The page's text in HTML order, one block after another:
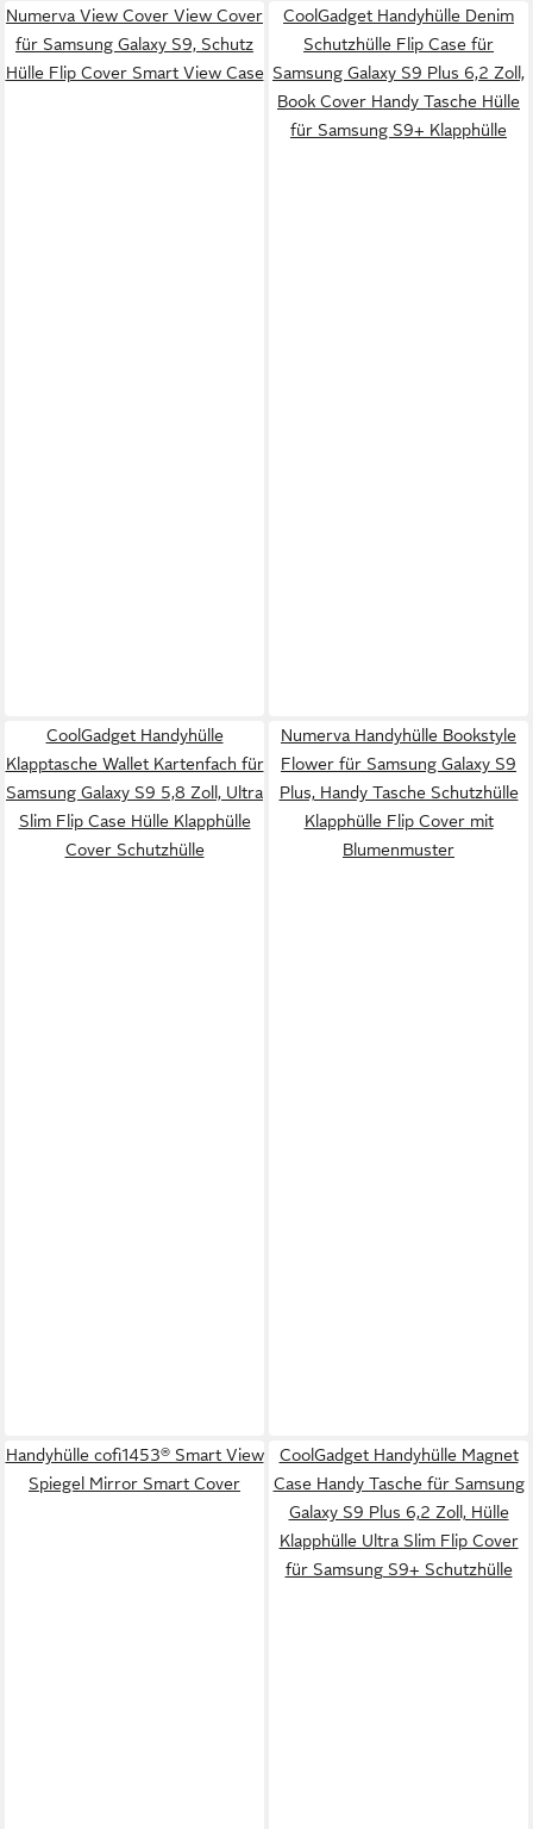
Numerva View Cover View Cover
für Samsung Galaxy S9, Schutz
Hülle Flip Cover Smart View Case
CoolGadget Handyhülle Denim
Schutzhülle Flip Case für
Samsung Galaxy S9 Plus 6,2 Zoll,
Book Cover Handy Tasche Hülle
für Samsung S9+ Klapphülle
CoolGadget Handyhülle
Klapptasche Wallet Kartenfach für
Samsung Galaxy S9 5,8 Zoll, Ultra
Slim Flip Case Hülle Klapphülle
Cover Schutzhülle
Numerva Handyhülle Bookstyle
Flower für Samsung Galaxy S9
Plus, Handy Tasche Schutzhülle
Klapphülle Flip Cover mit
Blumenmuster
Handyhülle cofi1453® Smart View
Spiegel Mirror Smart Cover
CoolGadget Handyhülle Magnet
Case Handy Tasche für Samsung
Galaxy S9 Plus 6,2 Zoll, Hülle
Klapphülle Ultra Slim Flip Cover
für Samsung S9+ Schutzhülle